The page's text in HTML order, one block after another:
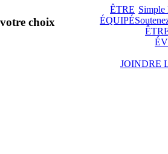
Simple
ÊTRE
ÉQUIPÉ
JOINDRE
choix